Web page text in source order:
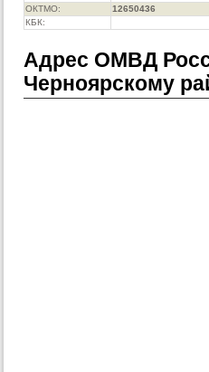
ОКТМО:
12650436
КБК:
Адрес ОМВД
Черноярскому